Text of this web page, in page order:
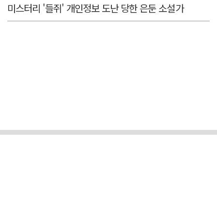
미스터리 '들쥐' 개인정보 도난 당한 은둔 소설가